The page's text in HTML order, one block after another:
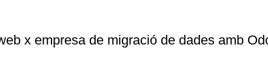
x empresa de migració de dades amb